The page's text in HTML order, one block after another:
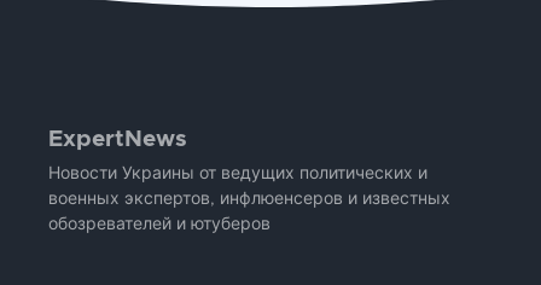
ExpertNews
Новости Украины от ведущих политических и
военных экспертов, инфлюенсеров и известных
обозревателей и ютуберов